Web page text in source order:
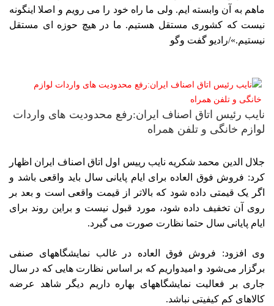
ماهم به آن وابسته ایم. ولی ما راه خود را می رویم و اصلا اینگونه
نیست که کشوری مستقل هستیم. ما در هیچ حوزه ای مستقل
نیستیم.»/رادیو گفت وگو
نایب رئیس اتاق اصناف ایران:رفع محدودیت های واردات
لوازم خانگی و تلفن همراه
جلال الدین محمد شکریه نایب رییس اول اتاق اصناف ایران اظهار
کرد: فروش فوق العاده برای ایام پایانی سال باید واقعی باشد و
اگر یک قیمتی داده شود که بالاتر از قیمت واقعی است و بعد بر
روی آن تخفیف داده شود، مورد قبول نیست و براین روند برای
ایام پایانی سال حتما نظارت صورت می گیرد.
وی افزود: فروش فوق العاده در غالب نمایشگاههای صنفی
برگزار می‌شود و امیدواریم که بر اساس نظارت هایی که در سال
جاری بر فعالیت نمایشگاههای بهاره داریم دیگر شاهد عرضه
کالاهای کم کیفیتی نباشد.